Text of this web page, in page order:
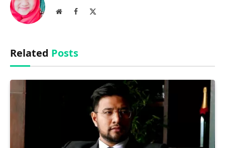
WebsiteFacebook
Related Posts